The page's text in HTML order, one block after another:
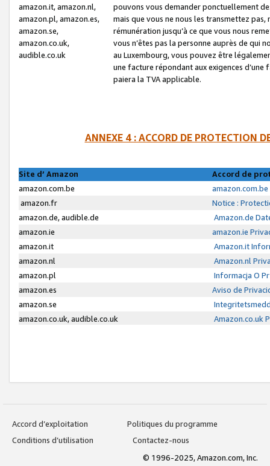
amazon.it, amazon.nl,
amazon.pl, amazon.es,
amazon.se,
amazon.co.uk,
audible.co.uk
pouvons vous demander ponctuellement
mais que vous ne nous les transmettez
rémunération jusqu’à ce que vous nous
vous n’êtes pas la personne auprès de qui
au Luxembourg, vous pouvez être
une facture répondant aux exigences
paiera la TVA applicable.
ANNEXE 4 : ACCORD DE PROTECTION
Site d’ Amazon
Accord de
amazon.com.be
amazon.fr
Notice :
amazon.de, audible.de
Amazon.de
amazon.ie
amazon.ie
amazon.it
Amazon.it
amazon.nl
Amazon.nl
amazon.pl
Informacja O
amazon.es
Aviso de
amazon.se
amazon.co.uk, audible.co.uk
Amazon.co.uk
Accord d’exploitation
Politiques du programme
Conditions d’utilisation
Contactez-nous
© 1996-2025, Amazon.com, Inc.